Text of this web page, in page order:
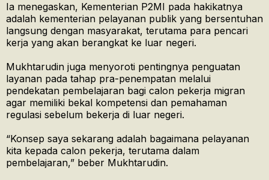
Ia menegaskan, Kementerian P2MI pada hakikatnya
adalah kementerian pelayanan publik yang bersentuhan
langsung dengan masyarakat, terutama para pencari
kerja yang akan berangkat ke luar negeri.
Mukhtarudin juga menyoroti pentingnya penguatan
layanan pada tahap pra-penempatan melalui
pendekatan pembelajaran bagi calon pekerja migran
agar memiliki bekal kompetensi dan pemahaman
regulasi sebelum bekerja di luar negeri.
“Konsep saya sekarang adalah bagaimana pelayanan
kita kepada calon pekerja, terutama dalam
pembelajaran,” beber Mukhtarudin.